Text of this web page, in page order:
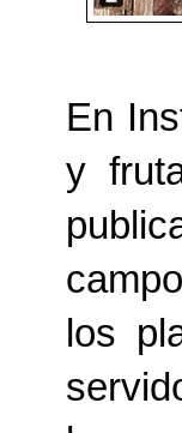
En
y
los